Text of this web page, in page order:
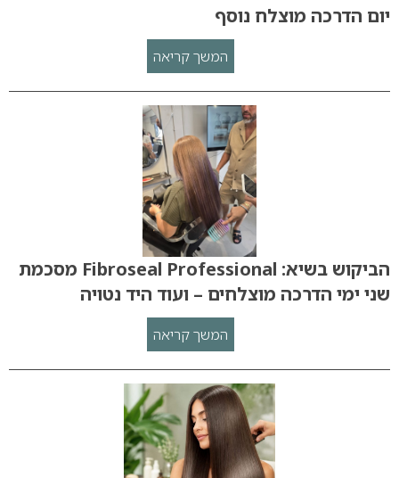
יום הדרכה מוצלח נוסף
המשך קריאה
הביקוש בשיא: Fibroseal Professional מסכמת
שני ימי הדרכה מוצלחים – ועוד היד נטויה
המשך קריאה